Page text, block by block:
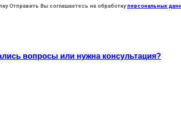
Отправить Вы соглашаетесь на обработку персональных
вопросы или нужна консультация?